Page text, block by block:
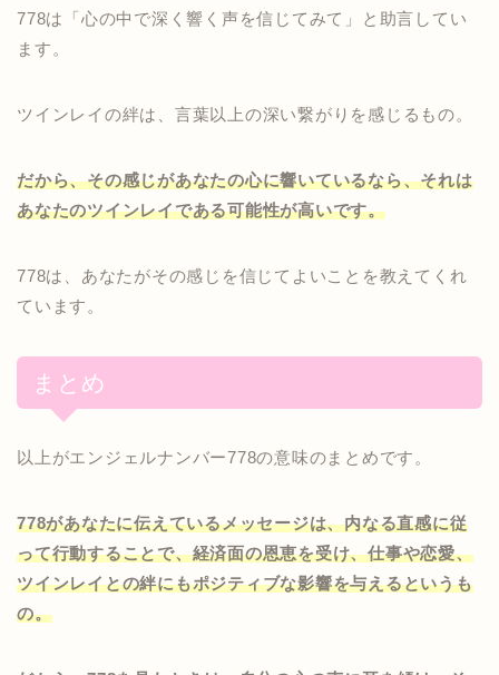
778は「心の中で深く響く声を信じてみて」と助言してい
ます。
ツインレイの絆は、言葉以上の深い繋がりを感じるもの。
だから、その感じがあなたの心に響いているなら、それは
あなたのツインレイである可能性が高いです。
778は、あなたがその感じを信じてよいことを教えてくれ
ています。
まとめ
以上がエンジェルナンバー778の意味のまとめです。
778があなたに伝えているメッセージは、内なる直感に従
って行動することで、経済面の恩恵を受け、仕事や恋愛、
ツインレイとの絆にもポジティブな影響を与えるというも
の。